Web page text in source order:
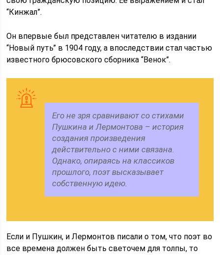
“Кинжал”.
Он впервые был представлен читателю в издании
“Новый путь” в 1904 году, а впоследствии стал частью
известного брюсовского сборника “Венок”.
Его не зря сравнивают со стихами
Пушкина и Лермонтова – история
создания произведения
действительно с ними связана.
Однако, опираясь на классиков
прошлого, поэт высказывает
собственную идею.
Если и Пушкин, и Лермонтов писали о том, что поэт во
все времена должен быть светочем для толпы, то